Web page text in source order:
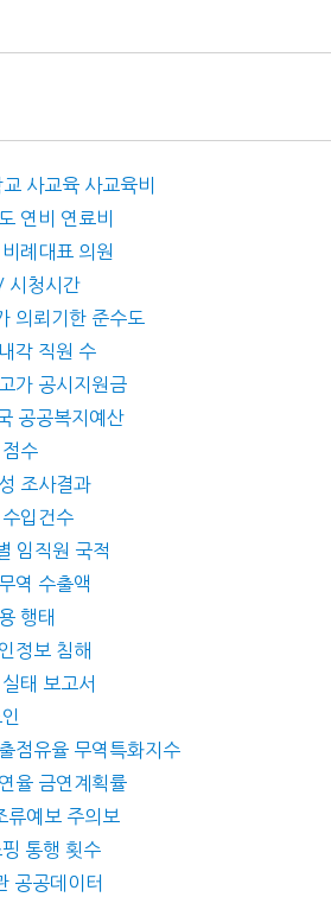
사교육 사교육비
연비 연료비
례대표 의원
시청시간
의뢰기한 준수도
각 직원 수
가 공시지원금
공공복지예산
수
조사결과
입건수
임직원 국적
역 수출액
행태
정보 침해
태 보고서
점유율 무역특화지수
율 금연계획률
예보 주의보
통행 횟수
공공데이터